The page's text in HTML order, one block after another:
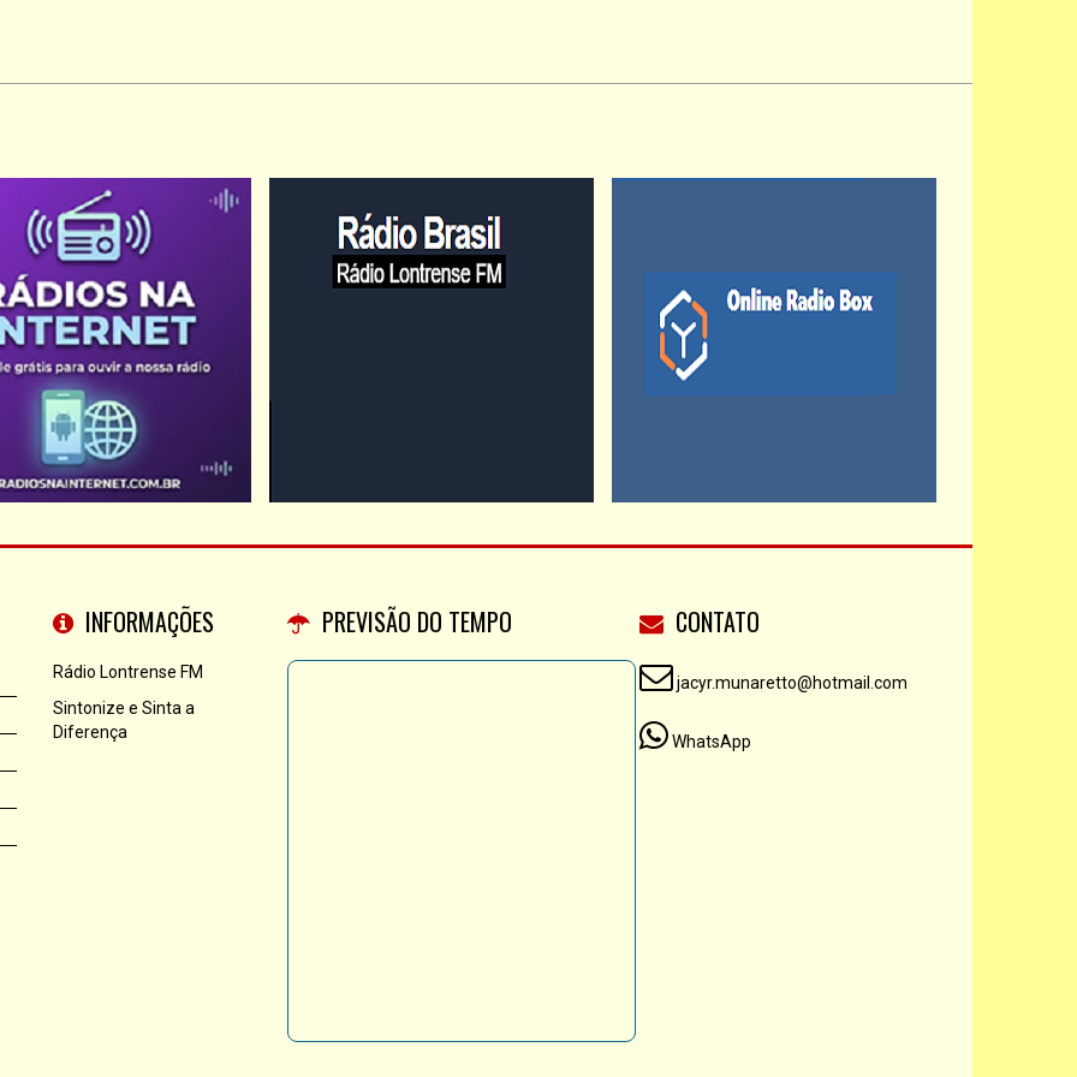
INFORMAÇÕES
Rádio Lontrense FM
Sintonize e Sinta a
Diferença
PREVISÃO DO TEMPO CONTATO
jacyr.munaretto@hotmail.com
WhatsApp